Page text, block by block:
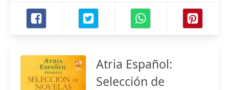
Atria Español:
Selección de